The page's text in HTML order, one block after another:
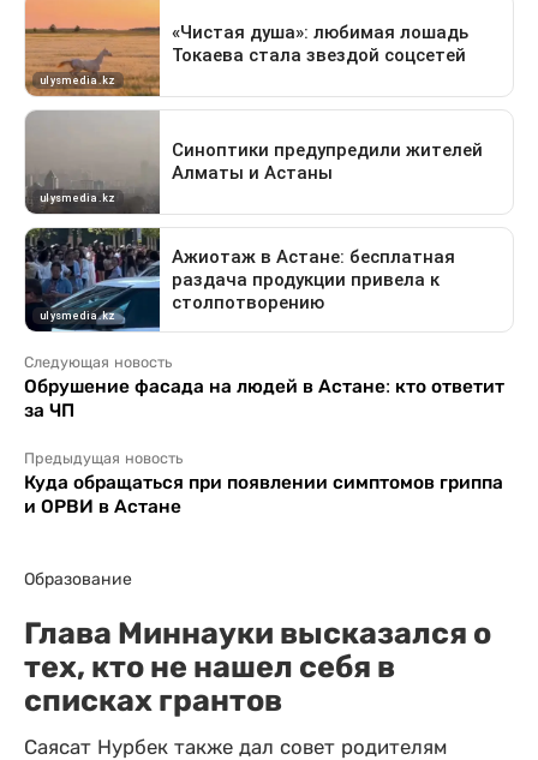
Следующая новость
Обрушение фасада на людей в Астане: кто ответит
за ЧП
Предыдущая новость
Куда обращаться при появлении симптомов гриппа
и ОРВИ в Астане
Образование
Глава Миннауки высказался о
тех, кто не нашел себя в
списках грантов
Саясат Нурбек также дал совет родителям